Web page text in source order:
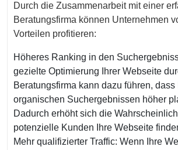
Durch die Zusammenarbeit mit einer
Beratungsfirma können Unternehmen
Vorteilen profitieren:
Höheres Ranking in den
gezielte Optimierung Ihrer Webseite
Beratungsfirma kann dazu führen,
organischen Suchergebnissen höher
Dadurch erhöht sich die
potenzielle Kunden Ihre Webseite
Mehr qualifizierter Traffic: Wenn Ihre